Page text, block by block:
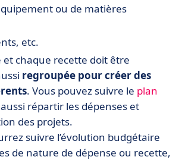
ou de matières
etc.
et chaque recette doit être
regroupée pour créer des
. Vous pouvez suivre le plan
répartir les dépenses et
des projets.
suivre l’évolution budgétaire
de nature de dépense ou recette,